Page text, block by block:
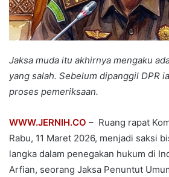
Jaksa muda itu akhirnya mengaku
yang salah. Sebelum dipanggil DPR
proses pemeriksaan.
WWW.JERNIH.CO – Ruang rapat
Rabu, 11 Maret 2026, menjadi saksi
langka dalam penegakan hukum di
Arfian, seorang Jaksa Penuntut